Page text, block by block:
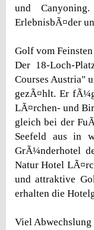
und
ErlebnisbÃ¤der
Golf vom Feinsten
Der 18-Loch-
Courses Austria"
gezÃ¤hlt. Er
LÃ¤rchen- und
gleich bei der
Seefeld aus in
GrÃ¼nderhotel
Natur Hotel
und attraktive
erhalten die
Viel